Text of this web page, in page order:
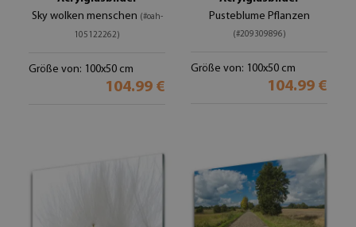
Sky wolken menschen (#oah-
105122262)
Größe von: 100x50 cm
104.99 €
Pusteblume Pflanzen
(#209309896)
Größe von: 100x50 cm
104.99 €